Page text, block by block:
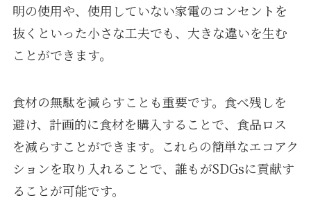
明の使用や、使用していない家電のコンセントを
抜くといった小さな工夫でも、大きな違いを生む
ことができます。
食材の無駄を減らすことも重要です。食べ残しを
避け、計画的に食材を購入することで、食品ロス
を減らすことができます。これらの簡単なエコアク
ションを取り入れることで、誰もがSDGsに貢献す
ることが可能です。